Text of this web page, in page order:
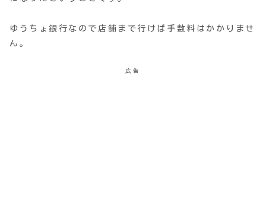
ゆうちょ銀行なので店舗まで行けば手数料はかかりませ
ん。
広告